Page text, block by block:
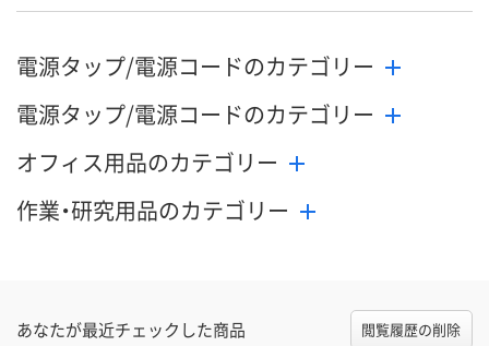
電源タップ/電源コードのカテゴリー
電源タップ/電源コードのカテゴリー
オフィス用品のカテゴリー
作業・研究用品のカテゴリー
あなたが最近チェックした商品 閲覧履歴の削除